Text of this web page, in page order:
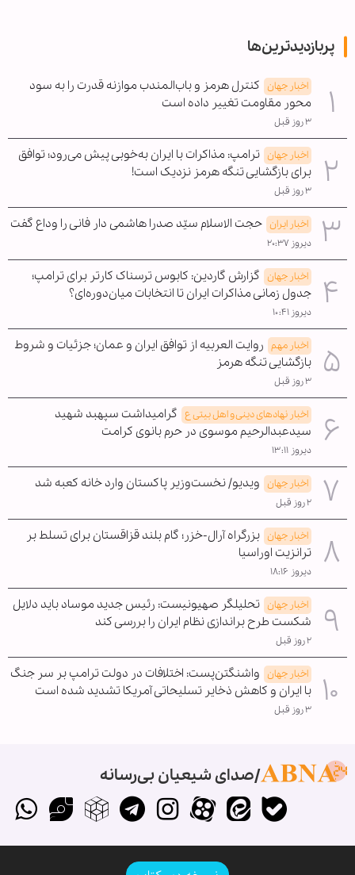
پربازدیدترین‌ها
اخبار جهان کنترل هرمز و باب‌المندب موازنه قدرت را به سود
محور مقاومت تغییر داده است
۳ روز قبل
اخبار جهان ترامپ: مذاکرات با ایران به‌خوبی پیش می‌رود؛ توافق
برای بازگشایی تنگه هرمز نزدیک است!
۳ روز قبل
اخبار ایران حجت الاسلام سیّد صدرا هاشمی دار فانی را وداع گفت
دیروز ۲۰:۳۷
اخبار جهان گزارش گاردین: کابوس ترسناک کارتر برای ترامپ؛
جدول زمانی مذاکرات ایران تا انتخابات میان‌دوره‌ای؟
دیروز ۱۰:۴۱
اخبار مهم روایت العربیه از توافق ایران و عمان؛ جزئیات و شروط
بازگشایی تنگه هرمز
۳ روز قبل
اخبار نهادهای دینی و اهل بیتی ع گرامیداشت سپهبد شهید
سیدعبدالرحیم موسوی در حرم بانوی کرامت
دیروز ۱۳:۱۱
اخبار جهان ویدیو/ نخست‌وزیر پاکستان وارد خانه کعبه شد
۲ روز قبل
اخبار جهان بزرگراه آرال-خزر؛ گام بلند قزاقستان برای تسلط بر
ترانزیت اوراسیا
دیروز ۱۸:۱۶
اخبار جهان تحلیلگر صهیونیست: رئیس جدید موساد باید دلایل
شکست طرح براندازی نظام ایران را بررسی کند
۲ روز قبل
اخبار جهان واشنگتن‌پست: اختلافات در دولت ترامپ بر سر جنگ
با ایران و کاهش ذخایر تسلیحاتی آمریکا تشدید شده است
۳ روز قبل
صدای شیعیان بی‌رسانه